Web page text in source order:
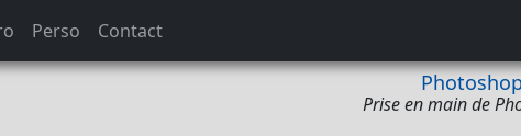
Perso Contact
Photoshop
Prise en main de